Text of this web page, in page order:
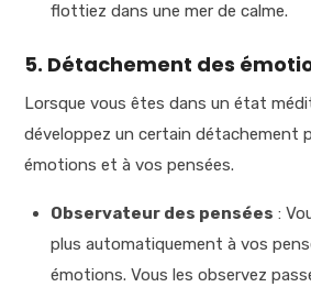
flottiez dans une mer de calme.
5. Détachement des
Lorsque vous êtes dans un état
développez un certain détachement
émotions et à vos pensées.
Observateur des pensées :
plus automatiquement à vos
émotions. Vous les observez